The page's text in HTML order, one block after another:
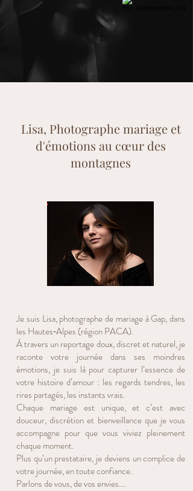
Lisa, Photographe mariage et
d'émotions au cœur des
montagnes
Je suis Lisa, photographe de mariage à Gap, dans
les Hautes‑Alpes (région PACA).
À travers un reportage doux, discret et naturel, je
raconte votre journée dans ses moindres
émotions, je suis là pour capturer l’essence de
votre histoire d’amour : les regards tendres, les
rires partagés, les instants vrais.
Chaque mariage est unique, et c’est avec
douceur, discrétion et bienveillance que je vous
accompagne pour que vous viviez pleinement
chaque moment.
Plus qu’un prestataire, je deviens un complice de
votre journée, en toute confiance.
Parlons de vous, de vos envies….